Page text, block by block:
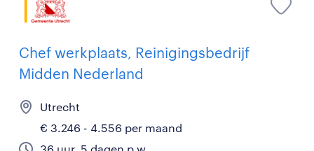
Chef werkplaats, Reinigingsbedrijf
Midden Nederland
Utrecht
€ 3.246 - 4.556 per maand